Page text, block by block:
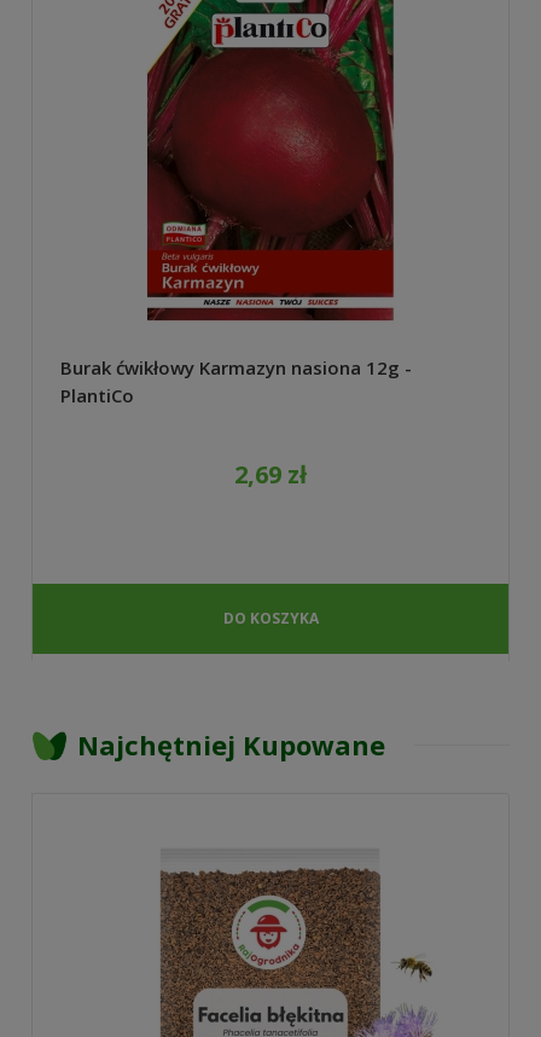
Burak ćwikłowy Karmazyn nasiona 12g -
PlantiCo
2,69 zł
DO KOSZYKA
Najchętniej Kupowane